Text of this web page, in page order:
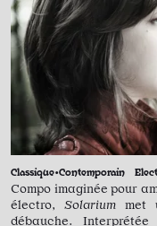
Classique•Contemporain
Compo imaginée pour
électro, Solariummet
débauche.